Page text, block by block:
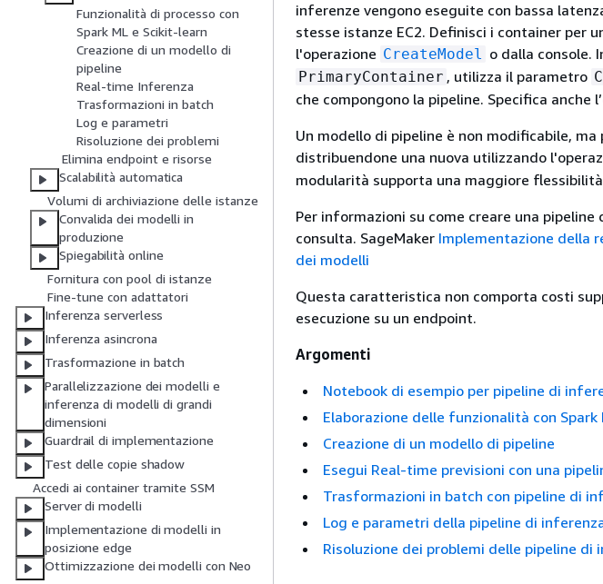
Funzionalità di processo con
Spark ML e Scikit-learn
Creazione di un modello di
pipeline
Real-time Inferenza
Trasformazioni in batch
Log e parametri
Risoluzione dei problemi
Elimina endpoint e risorse
Scalabilità automatica
Volumi di archiviazione delle istanze
Convalida dei modelli in
produzione
Spiegabilità online
Fornitura con pool di istanze
Fine-tune con adattatori
Inferenza serverless
Inferenza asincrona
Trasformazione in batch
Parallelizzazione dei modelli e
inferenza di modelli di grandi
dimensioni
Guardrail di implementazione
Test delle copie shadow
Accedi ai container tramite SSM
Server di modelli
Implementazione di modelli in
posizione edge
Ottimizzazione dei modelli con Neo
inferenze vengono eseguite con bassa
stesse istanze EC2. Definisci i container per
l'operazione CreateModel o dalla console.
PrimaryContainer , utilizza il parametro
che compongono la pipeline. Specifica anche
Un modello di pipeline è non modificabile,
distribuendone una nuova utilizzando
modularità supporta una maggiore
Per informazioni su come creare una
consulta. SageMaker Implementazione della
dei modelli
Questa caratteristica non comporta costi
esecuzione su un endpoint.
Argomenti
Notebook di esempio per pipeline di
Elaborazione delle funzionalità con Spark
Creazione di un modello di pipeline
Esegui Real-time previsioni con una
Trasformazioni in batch con pipeline di
Log e parametri della pipeline di
Risoluzione dei problemi delle pipeline di